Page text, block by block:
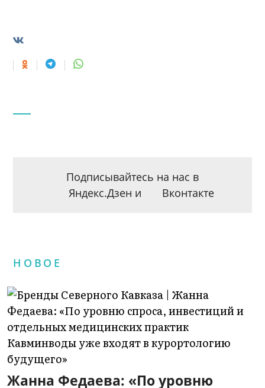
Подписывайтесь на нас в
Яндекс.Дзен и Вконтакте
НОВОЕ
Жанна Федаева: «По уровню